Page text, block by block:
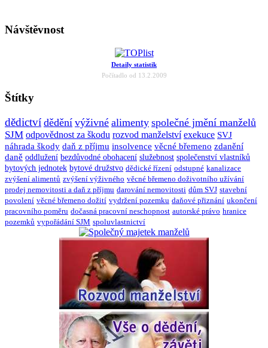
Návštěvnost
Detaily statistik
Počítadlo od 13.2.2009
Štítky
dědictví dědění výživné alimenty společné jmění manželů
SJM odpovědnost za škodu rozvod manželství exekuce SVJ
náhrada škody daň z příjmu insolvence věcné břemeno zdanění
daně oddlužení bezdůvodné obohacení služebnost společenství vlastníků
bytových jednotek bytové družstvo dědické řízení odstupné kanalizace
zvýšení alimentů zvýšení výživného věcné břemeno doživotního užívání
prodej nemovitosti a daň z příjmu darování nemovitosti dům SVJ stavební
povolení věcné břemeno dožití vydržení pozemku daňové přiznání ukončení
pracovního poměru dočasná pracovní neschopnost autorské právo hranice
pozemků vypořádání SJM spoluvlastnictví